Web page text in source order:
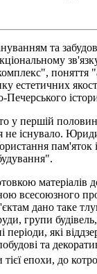
та
естетичних
у першій
не існувало.
пам'яток
матеріалів
всесоюзного
дано таке
групи
періоди, які
та
епохи, до